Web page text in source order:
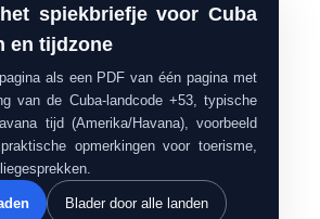
spiekbriefje voor Cuba
en tijdzone
als een PDF van één pagina met
van de Cuba-landcode +53, typische
tijd (Amerika/Havana), voorbeeld
opmerkingen voor toerisme,
Blader door alle landen